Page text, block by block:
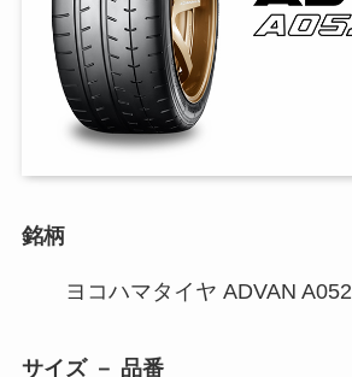
銘柄
ヨコハマタイヤ ADVAN A052
サイズ － 品番